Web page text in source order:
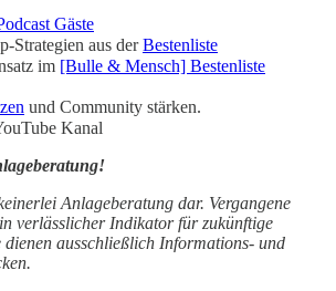
Gäste
Strategien aus derBestenliste
im [Bulle & Mensch] Bestenliste
und Community stärken.
Kanal
Anlageberatung dar. Vergangene
verlässlicher Indikator für zukünftige
dienen ausschließlich Informations- und